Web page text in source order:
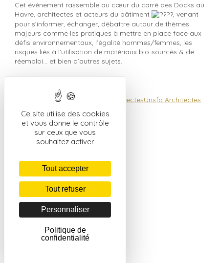
Ce site utilise des cookies
et vous donne le contrôle
sur ceux que vous
souhaitez activer
Tout accepter
Tout refuser
Personnaliser
Politique de
confidentialité
Cet événement rassemble au cœur du carré des Docks au
Havre, architectes et acteurs du bâtiment
, venant
pour s’informer, échanger, débattre autour de thèmes
majeurs comme les pratiques à mettre en place face aux
défis environnementaux, l’égalité hommes/femmes, les
risques liés à l’utilisation de matériaux bio-sourcés & de
réemploi… et bien d’autres sujets.
#congress2022 #congresdesarchitectesUnsfa Architectes
admindvn Actualités,Agence